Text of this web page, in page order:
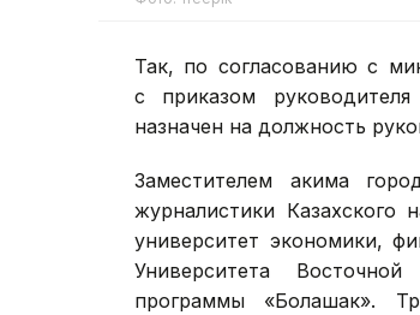
Так, по согласованию с
с приказом
назначен на должность
Заместителем акима
журналистики Казахского
университет экономики,
Университета
программы «Болашак».